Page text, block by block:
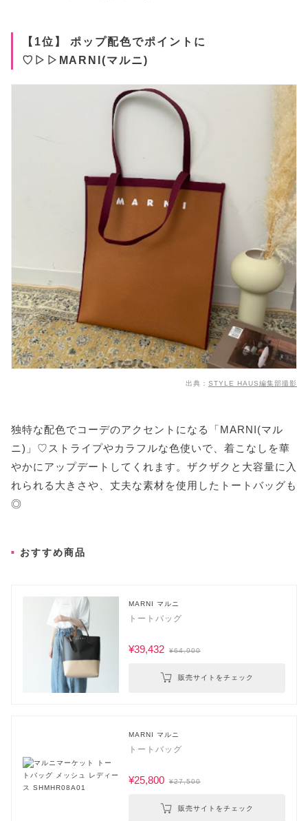
【1位】 ポップ配色でポイントに
♡▷▷MARNI(マルニ)
出典： STYLE HAUS編集部撮影
独特な配色でコーデのアクセントになる「MARNI(マル
ニ)」♡ストライプやカラフルな色使いで、着こなしを華
やかにアップデートしてくれます。ザクザクと大容量に入
れられる大きさや、丈夫な素材を使用したトートバッグも
◎
おすすめ商品
MARNI マルニ
トートバッグ
¥39,432 ¥64,900
販売サイトをチェック
MARNI マルニ
トートバッグ
¥25,800 ¥27,500
販売サイトをチェック